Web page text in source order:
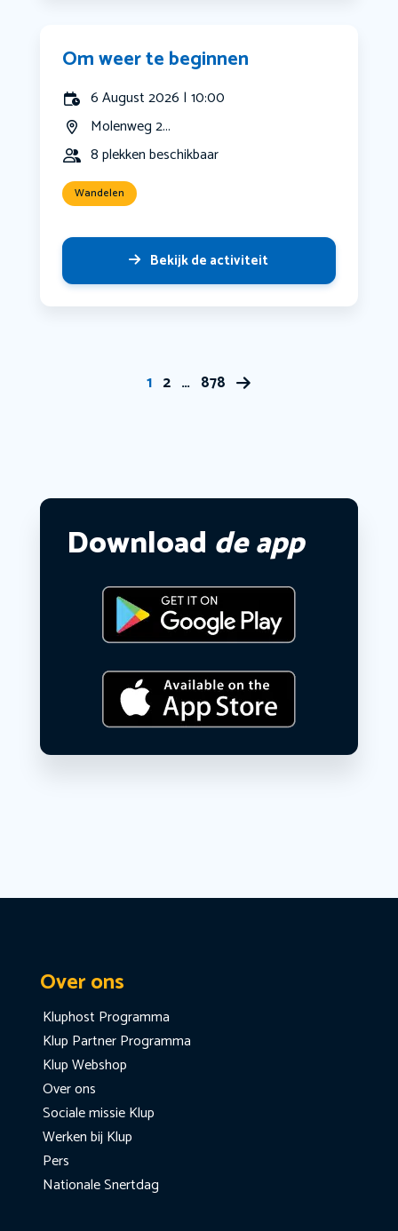
Om weer te beginnen
6 August 2026 | 10:00
Molenweg 2...
8 plekken beschikbaar
Wandelen
Bekijk de activiteit
1 2 … 878
Download de app
Over ons
Kluphost Programma
Klup Partner Programma
Klup Webshop
Over ons
Sociale missie Klup
Werken bij Klup
Pers
Nationale Snertdag